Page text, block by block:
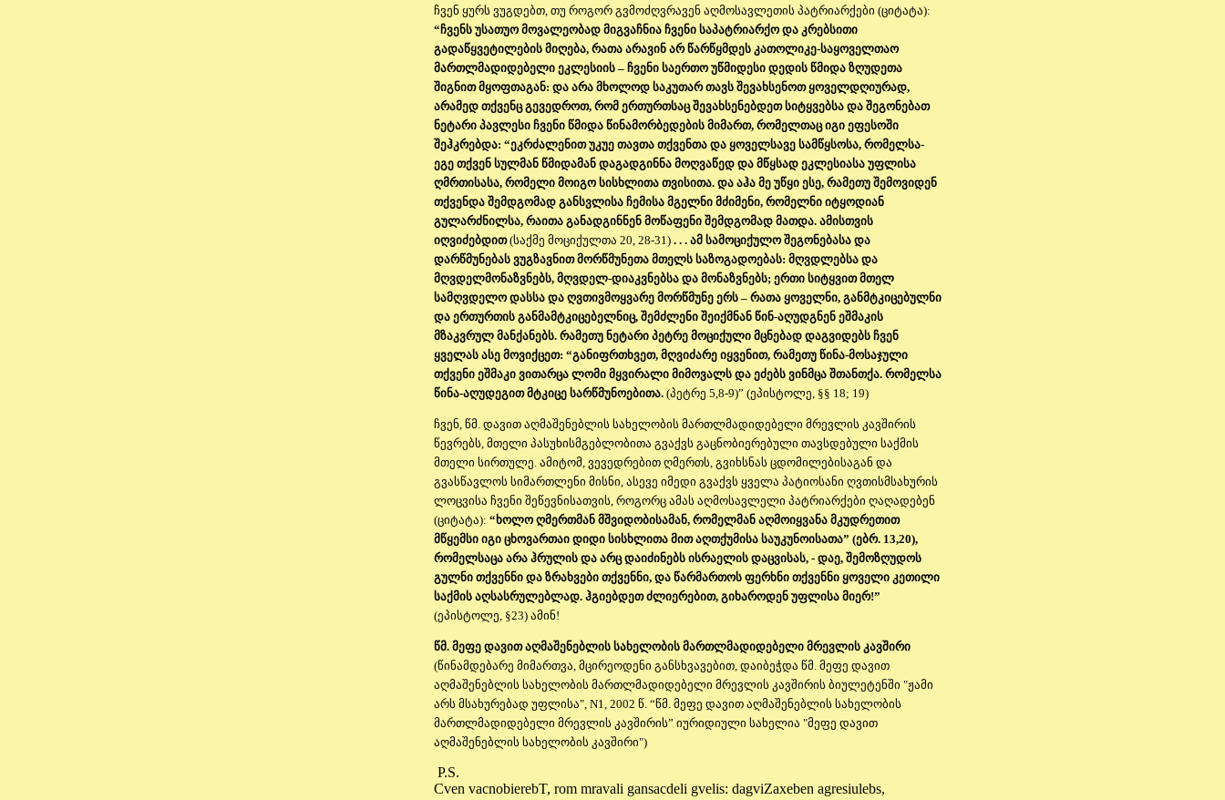
ჩვენ ყურს ვუგდებთ, თუ როგორ გვმოძღვრავენ აღმოსავლეთის პატრიარქები (ციტატა):
“ჩვენს უსათუო მოვალეობად მიგვაჩნია ჩვენი საპატრიარქო და კრებსითი
გადაწყვეტილების მიღება, რათა არავინ არ წარწყმდეს კათოლიკე-საყოველთაო
მართლმადიდებელი ეკლესიის – ჩვენი საერთო უწმიდესი დედის წმიდა ზღუდეთა
შიგნით მყოფთაგან: და არა მხოლოდ საკუთარ თავს შევახსენოთ ყოველდღიურად,
არამედ თქვენც გევედროთ, რომ ერთურთსაც შევახსენებდეთ სიტყვებსა და შეგონებათ
ნეტარი პავლესი ჩვენი წმიდა წინამორბედების მიმართ, რომელთაც იგი ეფესოში
შეჰკრებდა: “ეკრძალენით უკუე თავთა თქვენთა და ყოველსავე სამწყსოსა, რომელსა-
ეგე თქვენ სულმან წმიდამან დაგადგინნა მოღვაწედ და მწყსად ეკლესიასა უფლისა
ღმრთისასა, რომელი მოიგო სისხლითა თვისითა. და აჰა მე უწყი ესე, რამეთუ შემოვიდენ
თქვენდა შემდგომად განსვლისა ჩემისა მგელნი მძიმენი, რომელნი იტყოდიან
გულარძნილსა, რაითა განადგინნენ მოწაფენი შემდგომად მათდა. ამისთვის
იღვიძებდით(საქმე მოციქულთა 20, 28-31) . . . ამ სამოციქულო შეგონებასა და
დარწმუნებას ვუგზავნით მორწმუნეთა მთელს საზოგადოებას: მღვდლებსა და
მღვდელმონაზვნებს, მღვდელ-დიაკვნებსა და მონაზვნებს; ერთი სიტყვით მთელ
სამღვდელო დასსა და ღვთივმოყვარე მორწმუნე ერს – რათა ყოველნი, განმტკიცებულნი
და ერთურთის განმამტკიცებელნიც, შემძლენი შეიქმნან წინ-აღუდგნენ ეშმაკის
მზაკვრულ მანქანებს. რამეთუ ნეტარი პეტრე მოციქული მცნებად დაგვიდებს ჩვენ
ყველას ასე მოვიქცეთ: “განიფრთხვეთ, მღვიძარე იყვენით, რამეთუ წინა-მოსაჯული
თქვენი ეშმაკი ვითარცა ლომი მყვირალი მიმოვალს და ეძებს ვინმცა შთანთქა. რომელსა
წინა-აღუდეგით მტკიცე სარწმუნოებითა. (პეტრე 5,8-9)” (ეპისტოლე, §§ 18; 19)
ჩვენ, წმ. დავით აღმაშენებლის სახელობის მართლმადიდებელი მრევლის კავშირის
წევრებს, მთელი პასუხისმგებლობითა გვაქვს გაცნობიერებული თავსდებული საქმის
მთელი სირთულე. ამიტომ, ვევედრებით ღმერთს, გვიხსნას ცდომილებისაგან და
გვასწავლოს სიმართლენი მისნი, ასევე იმედი გვაქვს ყველა პატიოსანი ღვთისმსახურის
ლოცვისა ჩვენი შეწევნისათვის, როგორც ამას აღმოსავლელი პატრიარქები ღაღადებენ
(ციტატა): “ხოლო ღმერთმან მშვიდობისამან, რომელმან აღმოიყვანა მკუდრეთით
მწყემსი იგი ცხოვართაი დიდი სისხლითა მით აღთქუმისა საუკუნოისათა” (ებრ. 13,20),
რომელსაცა არა ჰრულის და არც დაიძინებს ისრაელის დაცვისას, - დაე, შემოზღუდოს
გულნი თქვენნი და ზრახვები თქვენნი, და წარმართოს ფერხნი თქვენნი ყოველი კეთილი
საქმის აღსასრულებლად. ჰგიებდეთ ძლიერებით, გიხაროდენ უფლისა მიერ!”
(ეპისტოლე, §23) ამინ!
წმ. მეფე დავით აღმაშენებლის სახელობის მართლმადიდებელი მრევლის კავშირი
(წინამდებარე მიმართვა, მცირეოდენი განსხვავებით, დაიბეჭდა წმ. მეფე დავით
აღმაშენებლის სახელობის მართლმადიდებელი მრევლის კავშირის ბიულეტენში "ჟამი
არს მსახურებად უფლისა", N1, 2002 წ. “წმ. მეფე დავით აღმაშენებლის სახელობის
მართლმადიდებელი მრევლის კავშირის” იურიდიული სახელია "მეფე დავით
აღმაშენებლის სახელობის კავშირი")
P.S.
Cven vacnobierebT, rom mravali gansacdeli gvelis: dagviZaxeben agresiulebs,